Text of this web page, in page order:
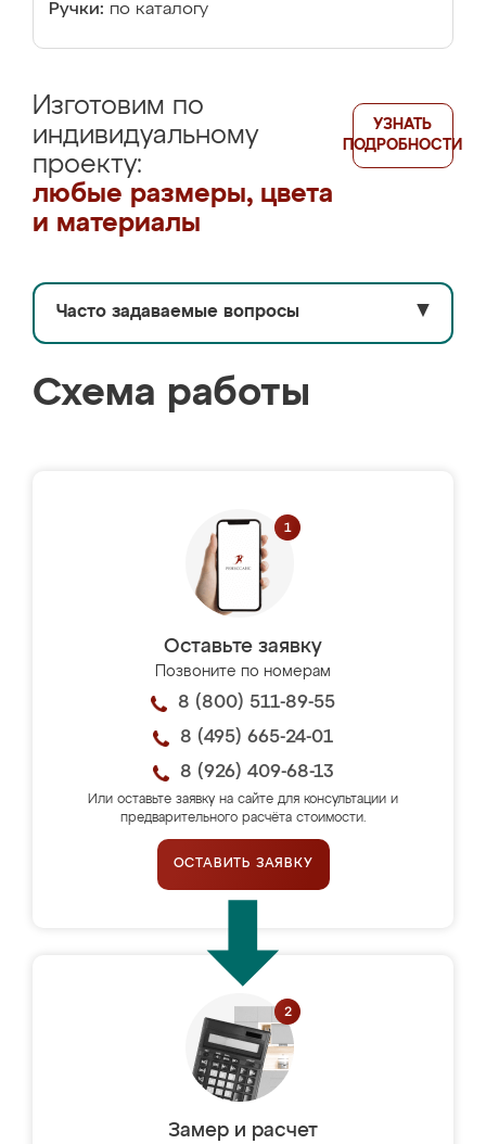
Ручки: по каталогу
Изготовим по
индивидуальному
проекту:
любые размеры, цвета
и материалы
УЗНАТЬ
ПОДРОБНОСТИ
Часто задаваемые вопросы ▼
Схема работы
Оставьте заявку
Позвоните по номерам
8 (800) 511-89-55
8 (495) 665-24-01
8 (926) 409-68-13
Или оставьте заявку на сайте для консультации и
предварительного расчёта стоимости.
ОСТАВИТЬ ЗАЯВКУ
Замер и расчет